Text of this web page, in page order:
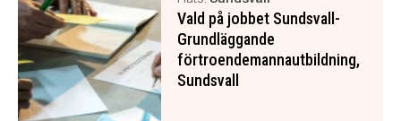
Vald på jobbet Sundsvall-
Grundläggande
förtroendemannautbildning,
Sundsvall